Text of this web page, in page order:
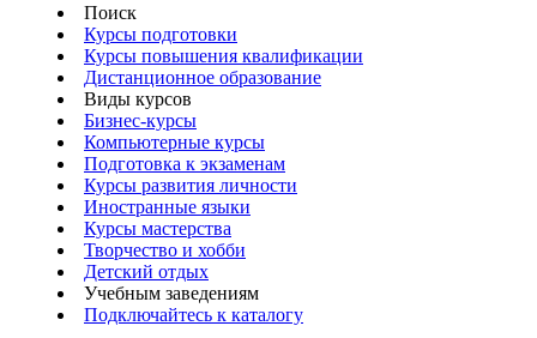
Поиск
Курсы подготовки
Курсы повышения квалификации
Дистанционное образование
Виды курсов
Бизнес-курсы
Компьютерные курсы
Подготовка к экзаменам
Курсы развития личности
Иностранные языки
Курсы мастерства
Творчество и хобби
Детский отдых
Учебным заведениям
Подключайтесь к каталогу